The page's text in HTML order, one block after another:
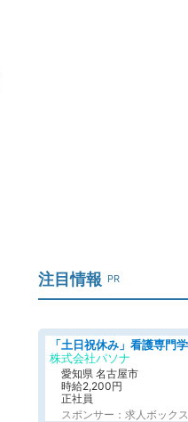
注目情報 PR
株式会社パソナ
愛知県 名古屋市
時給2,200円
正社員
スポンサー：求人ボックス